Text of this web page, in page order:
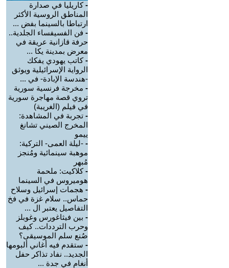
-كاريليا في صدارة
المناطق الروسية الأكثر
ارتباطا بالسينما بفض ...
- فن الفسيفساء الجلدية..
حرفة قازانية عريقة في
معرض بمدينة يكا ...
-كاتب يهودي يفكك
الرواية الإسرائيلية ويوثق
-هندسة الإبادة- في ...
- مخرجة فرنسية سورية
تروي قصة مهاجرة سورية
في فيلم (الغريبة)
- تجربة في المشاهدة:
المخرج الصيني تشانغ
ييمو
- -ليلة العمى- التركية:
موهبة سينمائية ومُنجز
مُبهر
-كلاكيت: ملحمة
هوميروس في السينما
- هجمات إسرائيل وسلاح
حماس.. سلام غزة في فخ
التفاصيل يعتبر ال ...
- بين فيثاغورس وغوبلز
وحرب الترددات.. كيف
صُنع سلم الموسيقى؟
- ستقدم فيه أغاني ألبومها
الجديد.. نفاد تذاكر حفل
أنغام في جدة ...